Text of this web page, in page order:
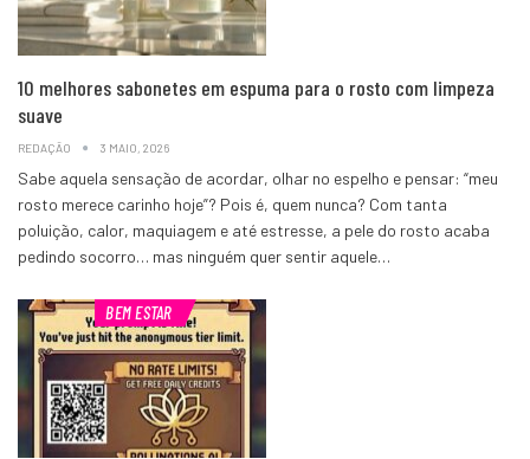
10 melhores sabonetes em espuma para o rosto com limpeza
suave
REDAÇÃO 3 MAIO, 2026
Sabe aquela sensação de acordar, olhar no espelho e pensar: “meu
rosto merece carinho hoje”? Pois é, quem nunca? Com tanta
poluição, calor, maquiagem e até estresse, a pele do rosto acaba
pedindo socorro… mas ninguém quer sentir aquele…
BEM ESTAR